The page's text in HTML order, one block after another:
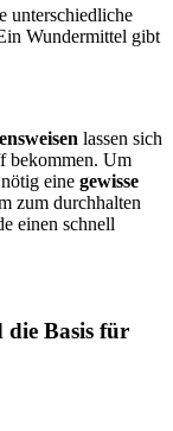
unterschiedliche
Wundermittel gibt
lassen sich
bekommen. Um
eine gewisse
zum durchhalten
einen schnell
die Basis für